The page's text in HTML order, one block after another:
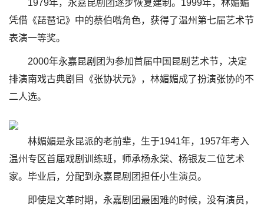
1979年，永嘉昆剧团逐步恢复建制。1999年，林媚媚
凭借《琵琶记》中的蔡伯喈角色，获得了温州第七届艺术节
表演一等奖。
2000年永嘉昆剧团为参加首届中国昆剧艺术节，决定
排演南戏古典剧目《张协状元》，林媚媚成了扮演张协的不
二人选。
林媚媚是永昆派的老前辈，生于1941年，1957年考入
温州专区首届戏剧训练班，师承杨永棠、杨银友二位艺术
家。毕业后，分配到永嘉昆剧团担任小生演员。
即使是文革时期，永嘉剧团最困难的时候，没有演员，